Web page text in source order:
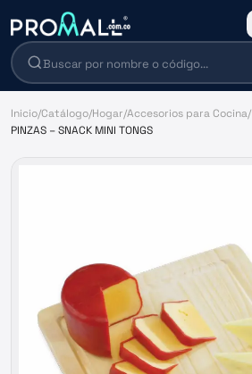
Inicio/Catálogo/Hogar/Accesorios para Cocina/
PINZAS – SNACK MINI TONGS